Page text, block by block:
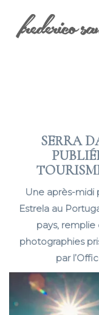
SERRA
Une après-midi
Estrela au
pays,
photographies
par